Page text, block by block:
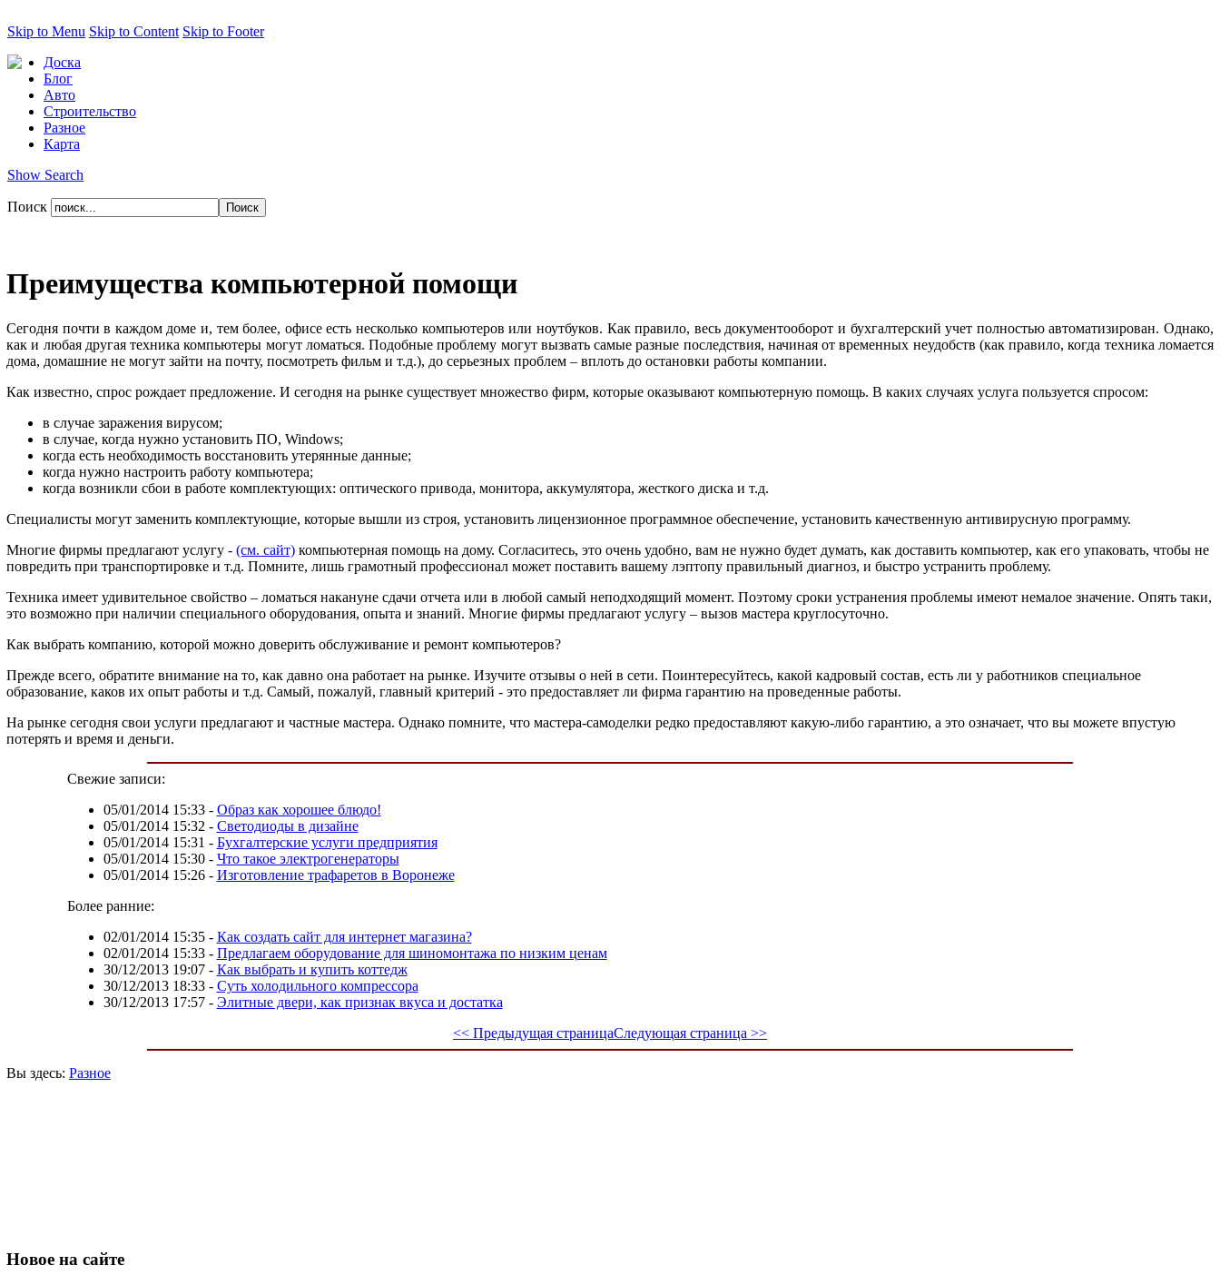
Skip to Menu Skip to Content Skip to Footer
Доска
Блог
Авто
Строительство
Разное
Карта
Show Search
Поиск
Преимущества компьютерной помощи
Сегодня почти в каждом доме и, тем более, офисе есть несколько компьютеров или ноутбуков. Как правило, весь документооборот и бухгалтерский учет полностью автоматизирован. Однако,
как и любая другая техника компьютеры могут ломаться. Подобные проблему могут вызвать самые разные последствия, начиная от временных неудобств (как правило, когда техника ломается
дома, домашние не могут зайти на почту, посмотреть фильм и т.д.), до серьезных проблем – вплоть до остановки работы компании.
Как известно, спрос рождает предложение. И сегодня на рынке существует множество фирм, которые оказывают компьютерную помощь. В каких случаях услуга пользуется спросом:
в случае заражения вирусом;
в случае, когда нужно установить ПО, Windows;
когда есть необходимость восстановить утерянные данные;
когда нужно настроить работу компьютера;
когда возникли сбои в работе комплектующих: оптического привода, монитора, аккумулятора, жесткого диска и т.д.
Специалисты могут заменить комплектующие, которые вышли из строя, установить лицензионное программное обеспечение, установить качественную антивирусную программу.
Многие фирмы предлагают услугу - (см. сайт) компьютерная помощь на дому. Согласитесь, это очень удобно, вам не нужно будет думать, как доставить компьютер, как его упаковать, чтобы не
повредить при транспортировке и т.д. Помните, лишь грамотный профессионал может поставить вашему лэптопу правильный диагноз, и быстро устранить проблему.
Техника имеет удивительное свойство – ломаться накануне сдачи отчета или в любой самый неподходящий момент. Поэтому сроки устранения проблемы имеют немалое значение. Опять таки,
это возможно при наличии специального оборудования, опыта и знаний. Многие фирмы предлагают услугу – вызов мастера круглосуточно.
Как выбрать компанию, которой можно доверить обслуживание и ремонт компьютеров?
Прежде всего, обратите внимание на то, как давно она работает на рынке. Изучите отзывы о ней в сети. Поинтересуйтесь, какой кадровый состав, есть ли у работников специальное
образование, каков их опыт работы и т.д. Самый, пожалуй, главный критерий - это предоставляет ли фирма гарантию на проведенные работы.
На рынке сегодня свои услуги предлагают и частные мастера. Однако помните, что мастера-самоделки редко предоставляют какую-либо гарантию, а это означает, что вы можете впустую
потерять и время и деньги.
Свежие записи:
05/01/2014 15:33- Образ как хорошее блюдо!
05/01/2014 15:32 - Светодиоды в дизайне
05/01/2014 15:31 - Бухгалтерские услуги предприятия
05/01/2014 15:30- Что такое электрогенераторы
05/01/2014 15:26- Изготовление трафаретов в Воронеже
Более ранние:
02/01/2014 15:35- Как создать сайт для интернет магазина?
02/01/2014 15:33- Предлагаем оборудование для шиномонтажа по низким ценам
30/12/2013 19:07- Как выбрать и купить коттедж
30/12/2013 18:33- Суть холодильного компрессора
30/12/2013 17:57- Элитные двери, как признак вкуса и достатка
<< Предыдущая страницаСледующая страница >>
Вы здесь: Разное
Новое на сайте